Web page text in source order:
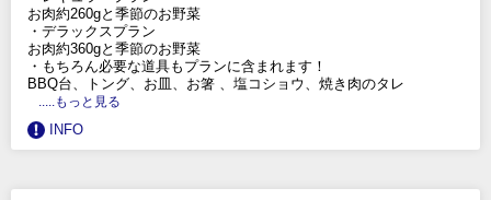
お肉約260gと季節のお野菜
・デラックスプラン
お肉約360gと季節のお野菜
・もちろん必要な道具もプランに含まれます！
BBQ台、トング、お皿、お箸 、塩コショウ、焼き肉のタレ
.....もっと見る
INFO